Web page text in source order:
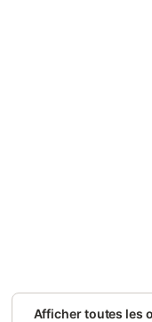
Afficher toutes les